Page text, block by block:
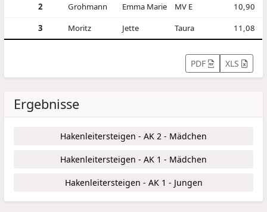
2
Grohmann Emma Marie MV E
10,90
3
Moritz Jette Taura 11,08
PDF XLS
Ergebnisse
Hakenleitersteigen - AK 2 - Mädchen
Hakenleitersteigen - AK 1 - Mädchen
Hakenleitersteigen - AK 1 - Jungen